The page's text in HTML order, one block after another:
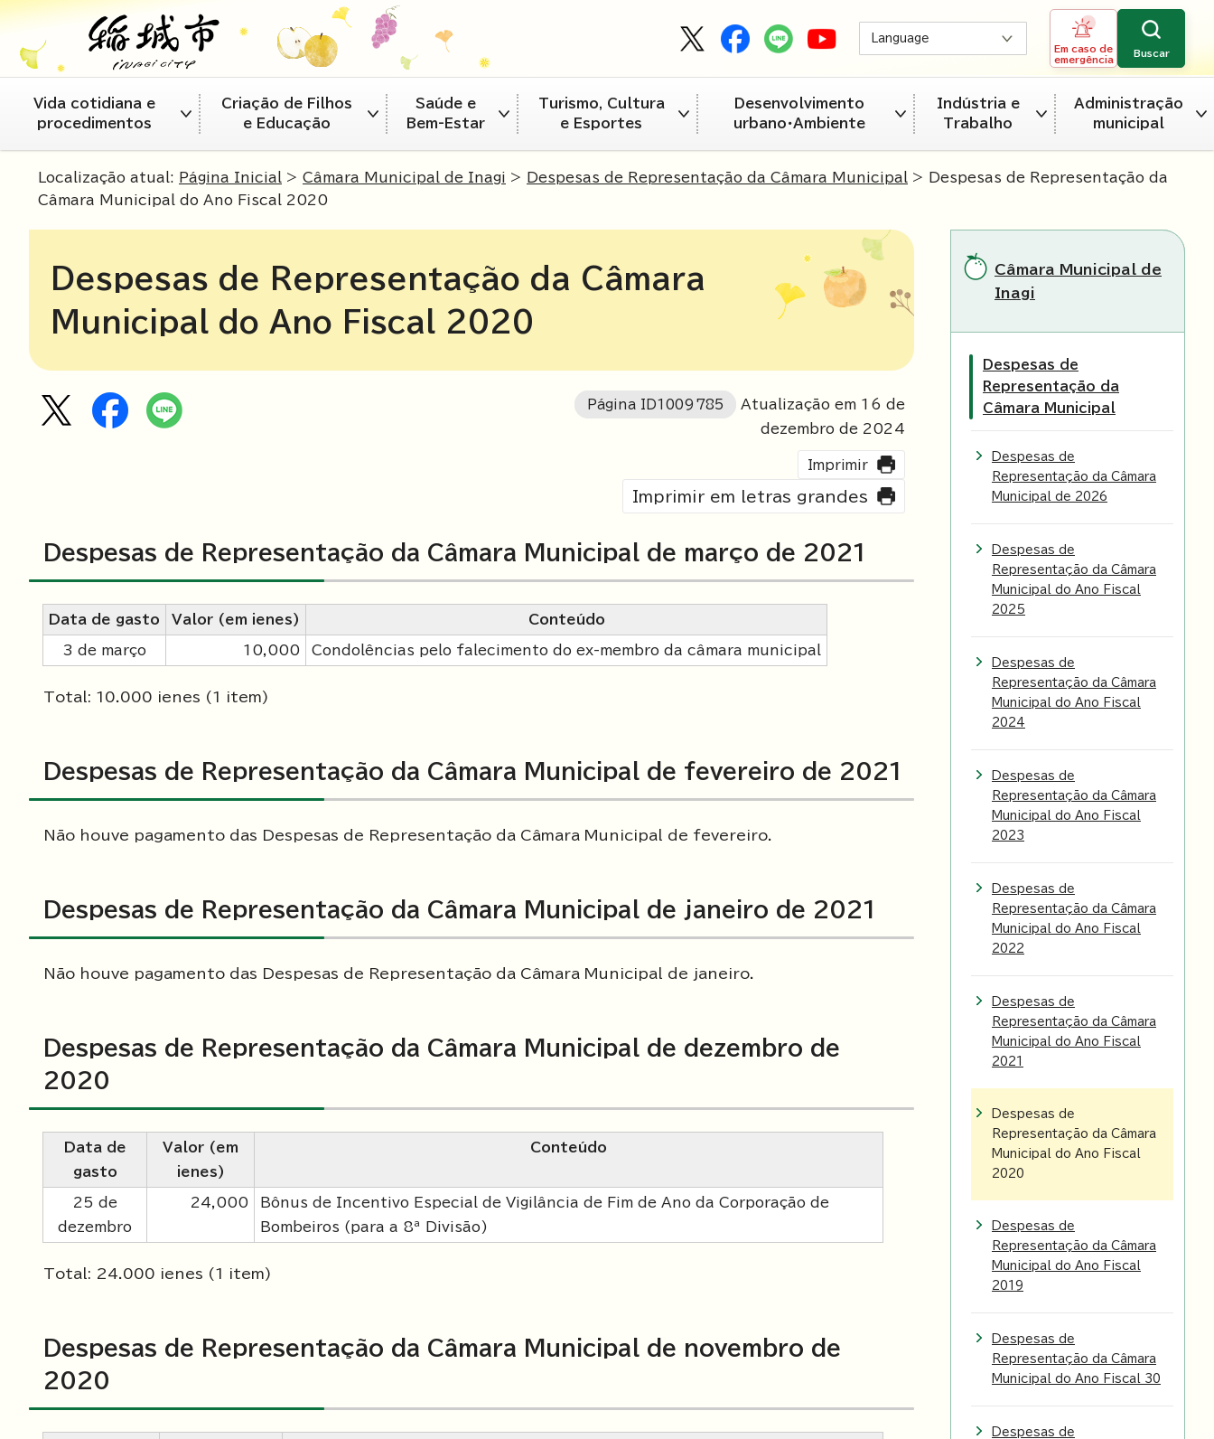
Language
Em caso de
emergência
Buscar
Vida cotidiana e
procedimentos
Criação de Filhos
e Educação
Saúde e
Bem-Estar
Turismo, Cultura
e Esportes
Desenvolvimento
urbano・Ambiente
Indústria e
Trabalho
Administração
municipal
Localização atual: Página Inicial > Câmara Municipal de Inagi > Despesas de Representação da Câmara Municipal > Despesas de Representação da
Câmara Municipal do Ano Fiscal 2020
Despesas de Representação da Câmara
Municipal do Ano Fiscal 2020
Página ID1009785 Atualização em 16 de
dezembro de 2024
Imprimir
Imprimir em letras grandes
Despesas de Representação da Câmara Municipal de março de 2021
Data de gasto Valor (em ienes) Conteúdo
3 de março 10,000 Condolências pelo falecimento do ex-membro da câmara municipal
Total: 10.000 ienes (1 item)
Despesas de Representação da Câmara Municipal de fevereiro de 2021
Não houve pagamento das Despesas de Representação da Câmara Municipal de fevereiro.
Despesas de Representação da Câmara Municipal de janeiro de 2021
Não houve pagamento das Despesas de Representação da Câmara Municipal de janeiro.
Despesas de Representação da Câmara Municipal de dezembro de
2020
Data de
gasto
Valor (em
ienes)
Conteúdo
25 de
dezembro
24,000
Bônus de Incentivo Especial de Vigilância de Fim de Ano da Corporação de
Bombeiros (para a 8ª Divisão)
Total: 24.000 ienes (1 item)
Despesas de Representação da Câmara Municipal de novembro de
2020
Câmara Municipal de
Inagi
Despesas de
Representação da
Câmara Municipal
Despesas de
Representação da Câmara
Municipal de 2026
Despesas de
Representação da Câmara
Municipal do Ano Fiscal
2025
Despesas de
Representação da Câmara
Municipal do Ano Fiscal
2024
Despesas de
Representação da Câmara
Municipal do Ano Fiscal
2023
Despesas de
Representação da Câmara
Municipal do Ano Fiscal
2022
Despesas de
Representação da Câmara
Municipal do Ano Fiscal
2021
Despesas de
Representação da Câmara
Municipal do Ano Fiscal
2020
Despesas de
Representação da Câmara
Municipal do Ano Fiscal
2019
Despesas de
Representação da Câmara
Municipal do Ano Fiscal 30
Despesas de